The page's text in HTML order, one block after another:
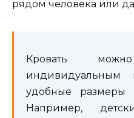
рядом человека или
Кровать
индивидуальным
удобные
Например,